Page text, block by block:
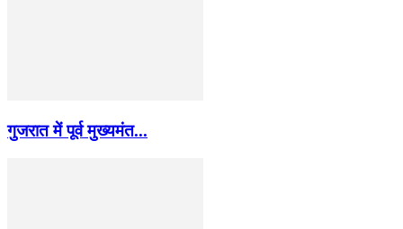
गुजरात में पूर्व मुख्यमंत...